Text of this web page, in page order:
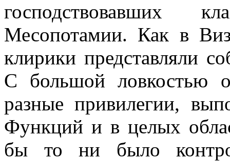
господствовавших
Месопотамии. Как в
клирики представляли
С большой ловкостью
разные привилегии,
Функций и в целых
бы то ни было